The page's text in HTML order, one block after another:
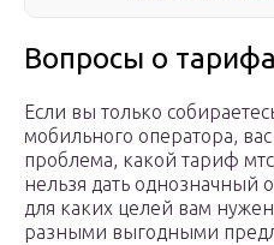
Вопросы о
Если вы только
мобильного оператора,
проблема, какой тариф
нельзя дать однозначный
для каких целей вам
разными выгодными